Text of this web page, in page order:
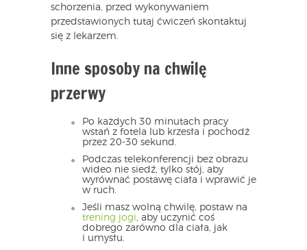
schorzenia, przed wykonywaniem
przedstawionych tutaj ćwiczeń skontaktuj
się z lekarzem.
Inne sposoby na chwilę
przerwy
Po każdych 30 minutach pracy
wstań z fotela lub krzesła i pochodź
przez 20-30 sekund.
Podczas telekonferencji bez obrazu
wideo nie siedź, tylko stój, aby
wyrównać postawę ciała i wprawić je
w ruch.
Jeśli masz wolną chwilę, postaw na
trening jogi, aby uczynić coś
dobrego zarówno dla ciała, jak
i umysłu.